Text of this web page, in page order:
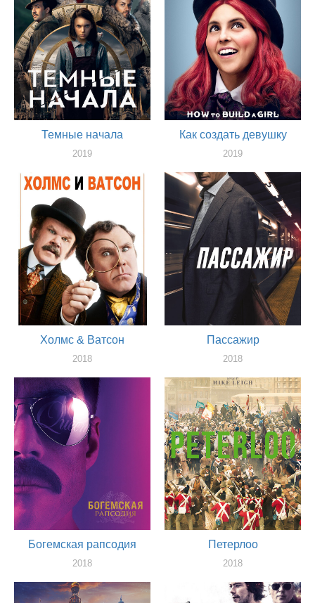
Темные начала
2019
Как создать девушку
2019
Холмс & Ватсон
2018
Пассажир
2018
Богемская рапсодия
2018
Петерлоо
2018